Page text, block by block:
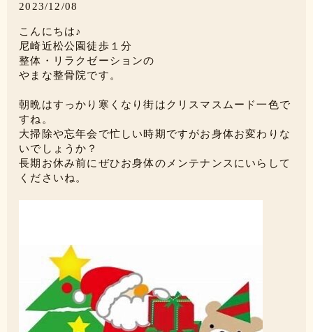
2023/12/08
こんにちは♪
尼崎近松公園徒歩１分
整体・リラクゼーションの
やまな整骨院です。
朝晩はすっかり寒くなり街はクリスマスムード一色で
すね。
大掃除や忘年会で忙しい時期ですがお身体お変わりな
いでしょうか？
長期お休み前にぜひお身体のメンテナンスにいらして
くださいね。